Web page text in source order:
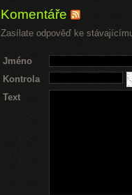
Komentáře
Zasílate odpověď ke
Jméno
Kontrola
Text